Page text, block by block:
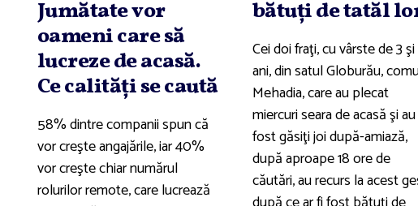
Jumătate vor
oameni care să
lucreze de acasă.
Ce calităţi se caută
58% dintre companii spun că
vor creşte angajările, iar 40%
vor creşte chiar numărul
rolurilor remote, care lucrează
bătuţi de tatăl
Cei doi fraţi, cu vârste de 3
ani, din satul Globurău,
Mehadia, care au plecat
miercuri seara de acasă şi au
fost găsiţi joi după-amiază,
după aproape 18 ore de
căutări, au recurs la acest